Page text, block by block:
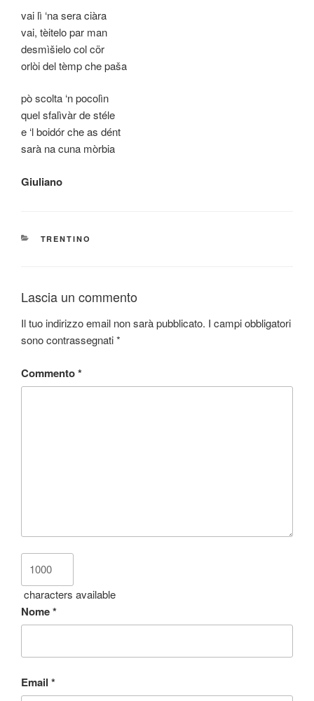
vai lì ‘na sera ciàra
vai, tèitelo par man
desmìšielo col cör
orlòi del tèmp che paša
pò scolta ‘n pocolìn
quel sfalìvàr de stéle
e ‘l boidór che as dént
sarà na cuna mòrbia
Giuliano
CATEGORIE
TRENTINO
Lascia un commento
Il tuo indirizzo email non sarà pubblicato. I campi obbligatori
sono contrassegnati*
Commento*
characters available
Nome*
Email *